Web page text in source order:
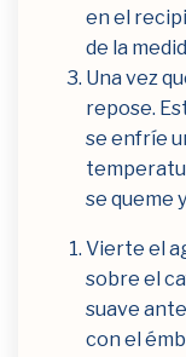
en el
de la
Una vez
repose.
se enfríe
se queme
Vierte el
sobre el
suave
con el